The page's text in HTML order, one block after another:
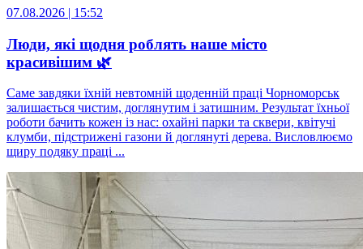
07.08.2026 | 15:52
Люди, які щодня роблять наше місто
красивішим 🌿
Саме завдяки їхній невтомній щоденній праці Чорноморськ
залишається чистим, доглянутим і затишним. Результат їхньої
роботи бачить кожен із нас: охайні парки та сквери, квітучі
клумби, підстрижені газони й доглянуті дерева. Висловлюємо
щиру подяку праці ...